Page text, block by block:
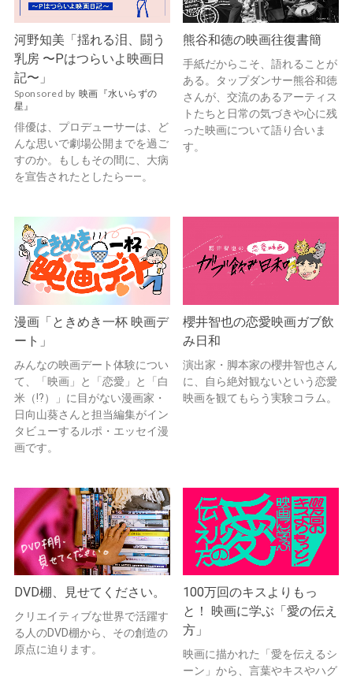
河野知美「揺れる泪、闘う
乳房 〜Pはつらいよ映画日
記〜」
Sponsored by 映画『水いらずの
星』
俳優は、プロデューサーは、ど
んな思いで劇場公開までを過ご
すのか。もしもその間に、大病
を宣告されたとしたら——。
熊谷和徳の映画往復書簡
手紙だからこそ、語れることが
ある。タップダンサー熊谷和徳
さんが、交流のあるアーティス
トたちと日常の気づきや心に残
った映画について語り合いま
す。
漫画「ときめき一杯 映画デ
ート」
みんなの映画デート体験につい
て、「映画」と「恋愛」と「白
米（!?）」に目がない漫画家・
日向山葵さんと担当編集がイン
タビューするルポ・エッセイ漫
画です。
櫻井智也の恋愛映画ガブ飲
み日和
演出家・脚本家の櫻井智也さん
に、自ら絶対観ないという恋愛
映画を観てもらう実験コラム。
DVD棚、見せてください。
クリエイティブな世界で活躍す
る人のDVD棚から、その創造の
原点に迫ります。
100万回のキスよりもっ
と！ 映画に学ぶ「愛の伝え
方」
映画に描かれた「愛を伝えるシ
ーン」から、言葉やキスやハグ